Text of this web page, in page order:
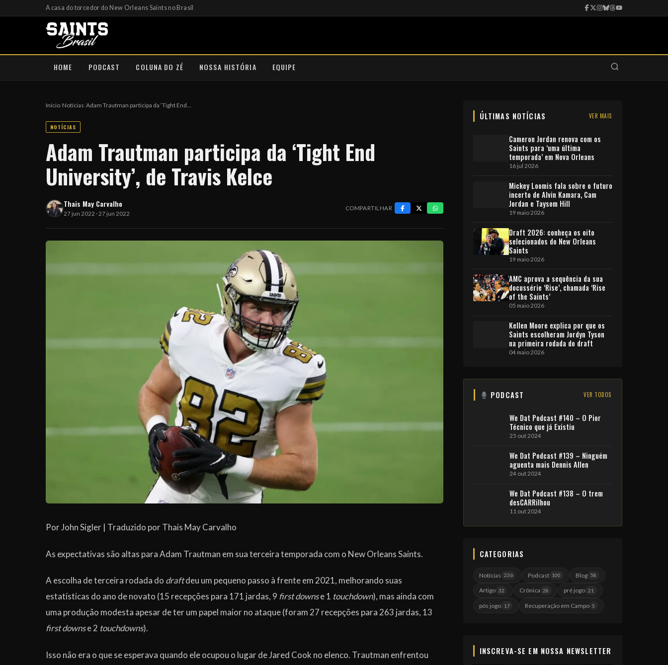
A casa do torcedor do New Orleans Saints no Brasil
HOME PODCAST COLUNA DO ZÉ NOSSA HISTÓRIA EQUIPE
Início Notícias Adam Trautman participa da ‘Tight End…
NOTÍCIAS
Adam Trautman participa da ‘Tight End
University’, de Travis Kelce
Thais May Carvalho
27 jun 2022 · 27 jun 2022
COMPARTILHAR
Por John Sigler | Traduzido por Thais May Carvalho
As expectativas são altas para Adam Trautman em sua terceira temporada com o New Orleans Saints.
A escolha de terceira rodada do draftdeu um pequeno passo à frente em 2021, melhorando suas
estatísticas do ano de novato (15 recepções para 171 jardas, 9 first downse 1 touchdown), mas ainda com
uma produção modesta apesar de ter um papel maior no ataque (foram 27 recepções para 263 jardas, 13
first downse 2 touchdowns).
Isso não era o que se esperava quando ele ocupou o lugar de Jared Cook no elenco. Trautman enfrentou
ÚLTIMAS NOTÍCIAS VER MAIS
Cameron Jordan renova com os
Saints para ‘uma última
temporada’ em Nova Orleans
16 jul 2026
Mickey Loomis fala sobre o futuro
incerto de Alvin Kamara, Cam
Jordan e Taysom Hill
19 maio 2026
Draft 2026: conheça os oito
selecionados do New Orleans
Saints
19 maio 2026
AMC aprova a sequência da sua
docussérie ‘Rise’, chamada ‘Rise
of the Saints’
05 maio 2026
Kellen Moore explica por que os
Saints escolheram Jordyn Tyson
na primeira rodada do draft
04 maio 2026
PODCAST VER TODOS
We Dat Podcast #140 – O Pior
Técnico que já Existiu
25 out 2024
We Dat Podcast #139 – Ninguém
aguenta mais Dennis Allen
24 out 2024
We Dat Podcast #138 – O trem
desCARRilhou
11 out 2024
CATEGORIAS
Notícias 236 Podcast 100 Blog 58
Artigo 32 Crônica 28 pré jogo 21
pós jogo 17 Recuperação em Campo 5
INSCREVA-SE EM NOSSA NEWSLETTER